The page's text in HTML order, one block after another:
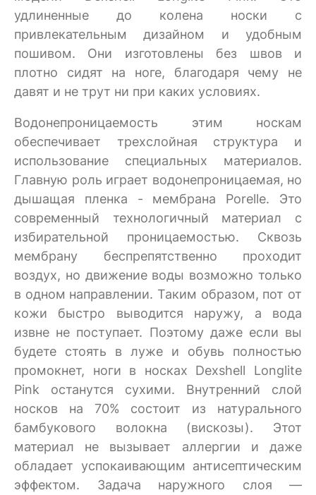
удлиненные до колена носки с
привлекательным дизайном и удобным
пошивом. Они изготовлены без швов и
плотно сидят на ноге, благодаря чему не
давят и не трут ни при каких условиях.
Водонепроницаемость этим носкам
обеспечивает трехслойная структура и
использование специальных материалов.
Главную роль играет водонепроницаемая, но
дышащая пленка - мембрана Porelle. Это
современный технологичный материал с
избирательной проницаемостью. Сквозь
мембрану беспрепятственно проходит
воздух, но движение воды возможно только
в одном направлении. Таким образом, пот от
кожи быстро выводится наружу, а вода
извне не поступает. Поэтому даже если вы
будете стоять в луже и обувь полностью
промокнет, ноги в носках Dexshell Longlite
Pink останутся сухими. Внутренний слой
носков на 70% состоит из натурального
бамбукового волокна (вискозы). Этот
материал не вызывает аллергии и даже
обладает успокаивающим антисептическим
эффектом. Задача наружного слоя —